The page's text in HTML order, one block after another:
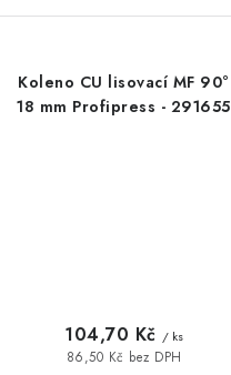
Koleno CU lisovací MF 90°
18 mm Profipress - 291655
86,50 Kč bez DPH
104,70 Kč / ks